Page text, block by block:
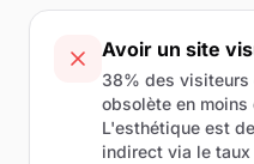
Avoir un site
38% des visiteurs
obsolète en moins
L'esthétique est
indirect via le taux